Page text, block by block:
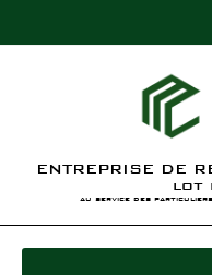
ENTREPRISE DE
lot
au service des